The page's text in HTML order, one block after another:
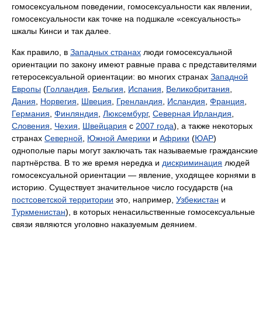
гомосексуальном поведении, гомосексуальности как явлении,
гомосексуальности как точке на подшкале «сексуальность»
шкалы Кинси и так далее.
Как правило, в Западных странах люди гомосексуальной
ориентации по закону имеют равные права с представителями
гетеросексуальной ориентации: во многих странах Западной
Европы (Голландия Бельгия Испания Великобритания
Дания
Норвегия Швеция Гренландия Исландия Франция
Германия Финляндия Люксембург, Северная Ирландия
Словения
Чехия Швейцария с 2007 года), а также некоторых
странах Северной Южной Америки и Африки (ЮАР)
однополые пары могут заключать так называемые гражданские
партнёрства. В то же время нередка и дискриминация людей
гомосексуальной ориентации — явление, уходящее корнями в
историю. Существует значительное число государств (на
постсоветской территории это, например, Узбекистан и
Туркменистан), в которых ненасильственные гомосексуальные
связи являются уголовно наказуемым деянием.